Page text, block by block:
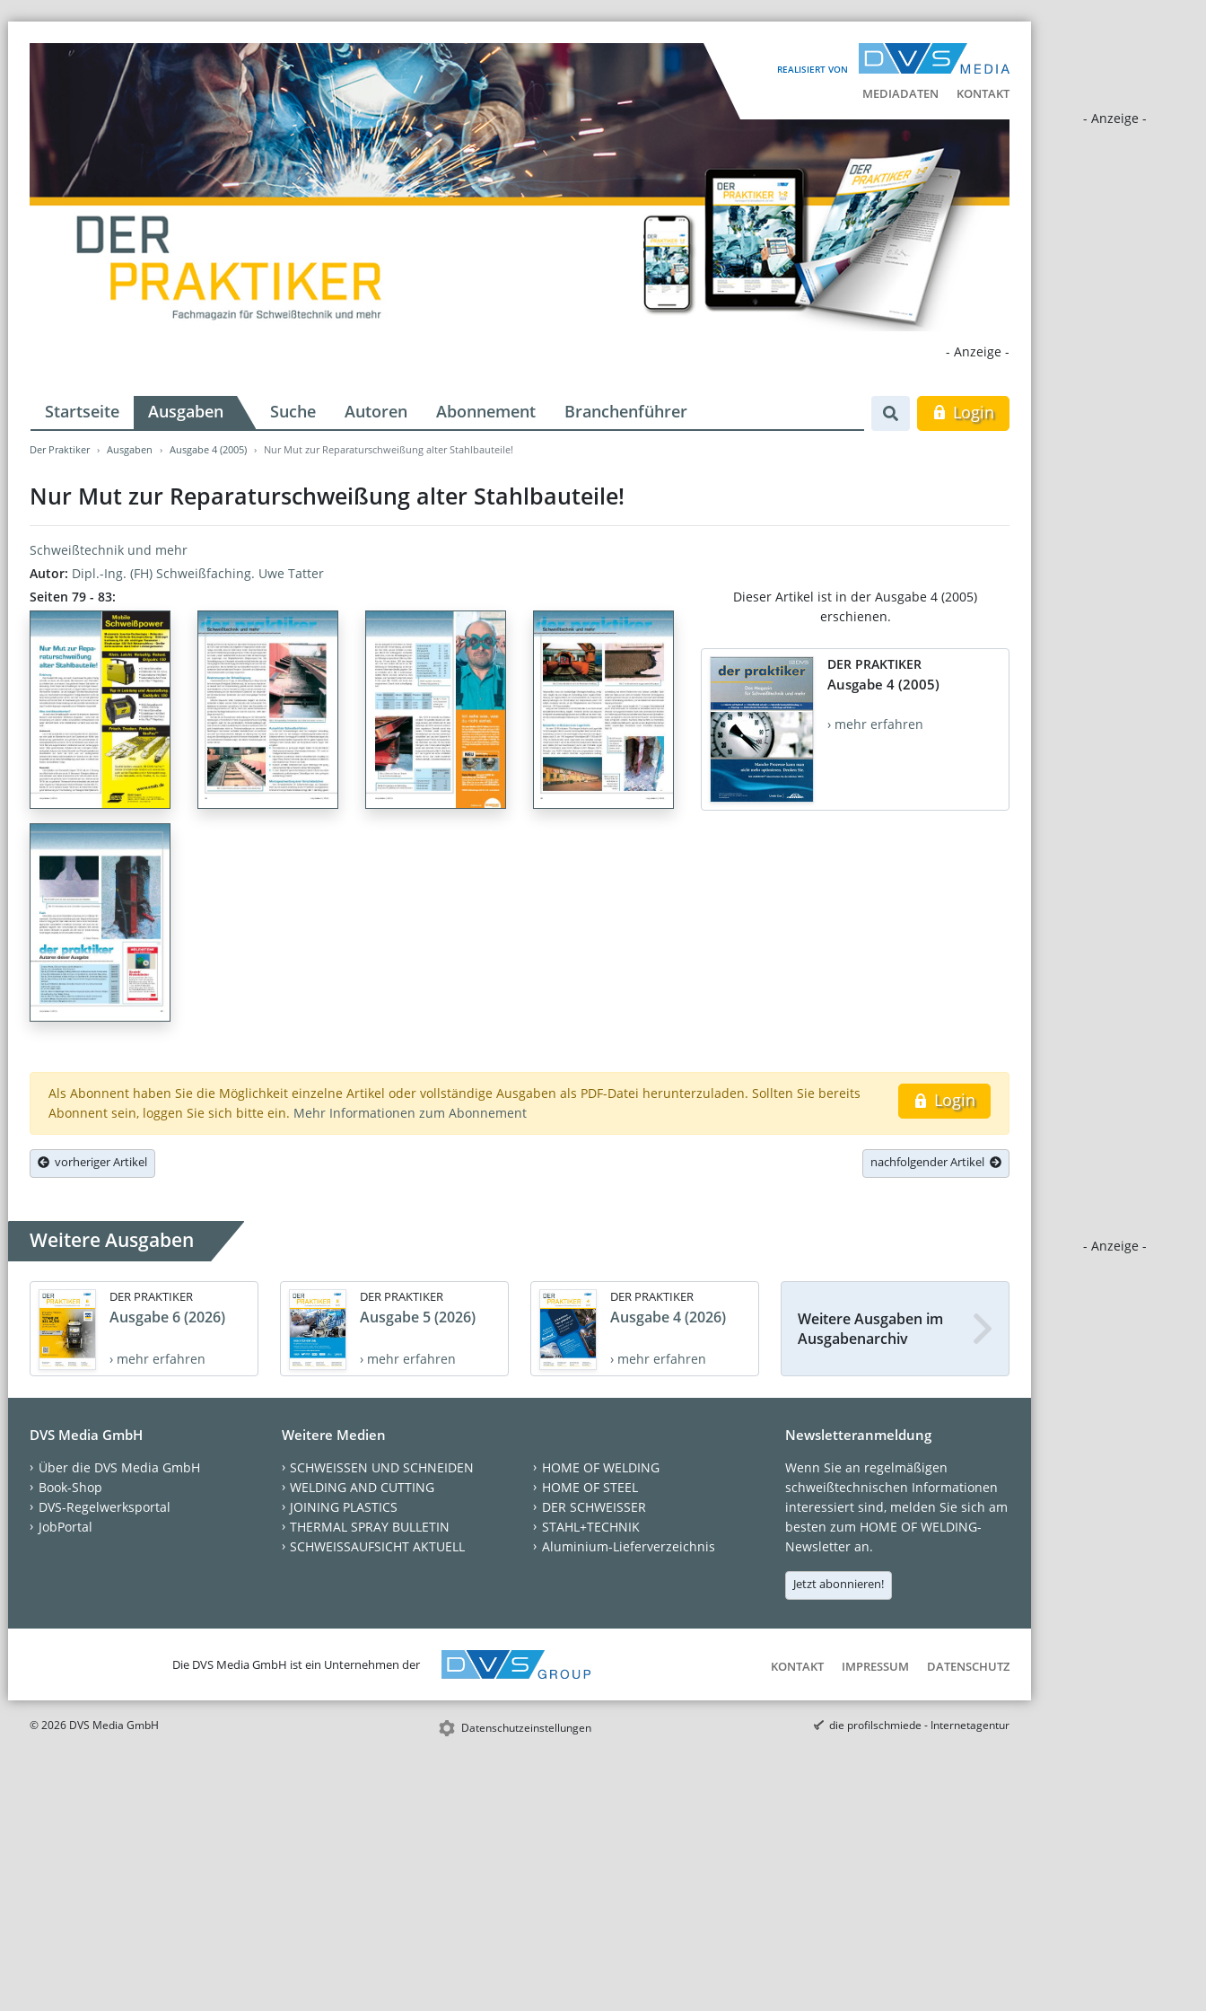
REALISIERT VON
MEDIADATEN KONTAKT
- Anzeige -
- Anzeige -
- Anzeige -
Startseite Ausgaben Suche Autoren Abonnement Branchenführer Login
Der Praktiker Ausgaben Ausgabe 4 (2005) Nur Mut zur Reparaturschweißung alter Stahlbauteile!
Nur Mut zur Reparaturschweißung alter Stahlbauteile!
Schweißtechnik und mehr
Autor: Dipl.-Ing. (FH) Schweißfaching. Uwe Tatter
Seiten 79 - 83:
Dieser Artikel ist in der Ausgabe 4 (2005)
erschienen.
DER PRAKTIKER
Ausgabe 4 (2005)
› mehr erfahren
Login
Als Abonnent haben Sie die Möglichkeit einzelne Artikel oder vollständige Ausgaben als PDF-Datei herunterzuladen. Sollten Sie bereits
Abonnent sein, loggen Sie sich bitte ein. Mehr Informationen zum Abonnement
vorheriger Artikel nachfolgender Artikel
Weitere Ausgaben
DER PRAKTIKER
Ausgabe 6 (2026)
› mehr erfahren
DER PRAKTIKER
Ausgabe 5 (2026)
› mehr erfahren
DER PRAKTIKER
Ausgabe 4 (2026)
› mehr erfahren
Weitere Ausgaben im
Ausgabenarchiv
DVS Media GmbH
Über die DVS Media GmbH
Book-Shop
DVS-Regelwerksportal
JobPortal
Weitere Medien
SCHWEISSEN UND SCHNEIDEN
WELDING AND CUTTING
JOINING PLASTICS
THERMAL SPRAY BULLETIN
SCHWEISSAUFSICHT AKTUELL
HOME OF WELDING
HOME OF STEEL
DER SCHWEISSER
STAHL+TECHNIK
Aluminium-Lieferverzeichnis
Newsletteranmeldung
Wenn Sie an regelmäßigen
schweißtechnischen Informationen
interessiert sind, melden Sie sich am
besten zum HOME OF WELDING-
Newsletter an.
Jetzt abonnieren!
Die DVS Media GmbH ist ein Unternehmen der KONTAKT IMPRESSUM DATENSCHUTZ
© 2026 DVS Media GmbH Datenschutzeinstellungen die profilschmiede - Internetagentur